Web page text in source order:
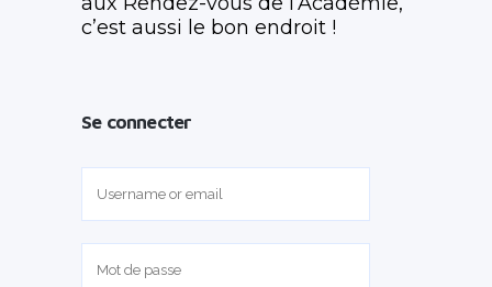
c’est aussi le bon endroit !
Se connecter